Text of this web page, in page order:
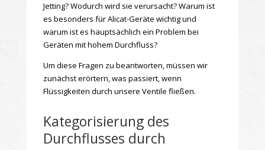
Jetting? Wodurch wird sie verursacht? Warum ist
es besonders für Alicat-Geräte wichtig und
warum ist es hauptsächlich ein Problem bei
Geräten mit hohem Durchfluss?
Um diese Fragen zu beantworten, müssen wir
zunächst erörtern, was passiert, wenn
Flüssigkeiten durch unsere Ventile fließen.
Kategorisierung des
Durchflusses durch